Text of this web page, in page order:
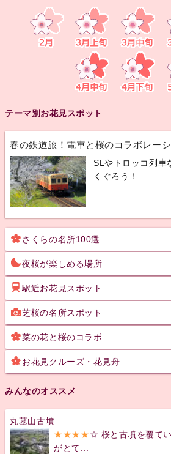
テーマ別お花見スポット
春の鉄道旅！電車と桜のコラボレー
SLやトロッコ列車
くぐろう！
さくらの名所100選
夜桜が楽しめる場所
駅近お花見スポット
芝桜の名所スポット
菜の花と桜のコラボ
お花見クルーズ・花見舟
みんなのオススメ
丸墓山古墳
★★★★☆ 桜と古墳を覆て
がとて...